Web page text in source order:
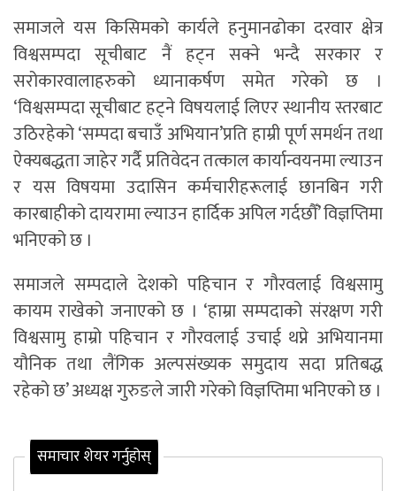
समाजले यस किसिमको कार्यले हनुमानढोका दरवार क्षेत्र
विश्वसम्पदा सूचीबाट नैं हट्न सक्ने भन्दै सरकार र
सरोकारवालाहरुको ध्यानाकर्षण समेत गरेको छ ।
‘विश्वसम्पदा सूचीबाट हट्ने विषयलाई लिएर स्थानीय स्तरबाट
उठिरहेको ‘सम्पदा बचाउँ अभियान’प्रति हाम्री पूर्ण समर्थन तथा
ऐक्यबद्धता जाहेर गर्दै प्रतिवेदन तत्काल कार्यान्वयनमा ल्याउन
र यस विषयमा उदासिन कर्मचारीहरूलाई छानबिन गरी
कारबाहीको दायरामा ल्याउन हार्दिक अपिल गर्दछौँ’ विज्ञप्तिमा
भनिएको छ ।
समाजले सम्पदाले देशको पहिचान र गौरवलाई विश्वसामु
कायम राखेको जनाएको छ । ‘हाम्रा सम्पदाको संरक्षण गरी
विश्वसामु हाम्रो पहिचान र गौरवलाई उचाई थप्ने अभियानमा
यौनिक तथा लैंगिक अल्पसंख्यक समुदाय सदा प्रतिबद्ध
रहेको छ’ अध्यक्ष गुरुङले जारी गरेको विज्ञप्तिमा भनिएको छ ।
समाचार शेयर गर्नुहोस्